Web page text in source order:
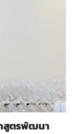
สูตรพัฒนา